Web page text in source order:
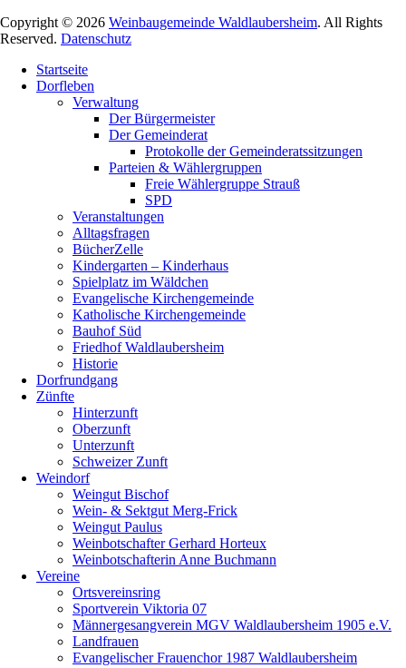
Copyright © 2026 Weinbaugemeinde Waldlaubersheim. All Rights
Reserved. Datenschutz
oben
scrollen
Startseite
Dorfleben
Verwaltung
Der Bürgermeister
Der Gemeinderat
Protokolle der Gemeinderatssitzungen
Parteien & Wählergruppen
Freie Wählergruppe Strauß
SPD
Veranstaltungen
Alltagsfragen
BücherZelle
Kindergarten – Kinderhaus
Spielplatz im Wäldchen
Evangelische Kirchengemeinde
Katholische Kirchengemeinde
Bauhof Süd
Friedhof Waldlaubersheim
Historie
Dorfrundgang
Zünfte
Hinterzunft
Oberzunft
Unterzunft
Schweizer Zunft
Weindorf
Weingut Bischof
Wein- & Sektgut Merg-Frick
Weingut Paulus
Weinbotschafter Gerhard Horteux
Weinbotschafterin Anne Buchmann
Vereine
Ortsvereinsring
Sportverein Viktoria 07
Männergesangverein MGV Waldlaubersheim 1905 e.V.
Landfrauen
Evangelischer Frauenchor 1987 Waldlaubersheim